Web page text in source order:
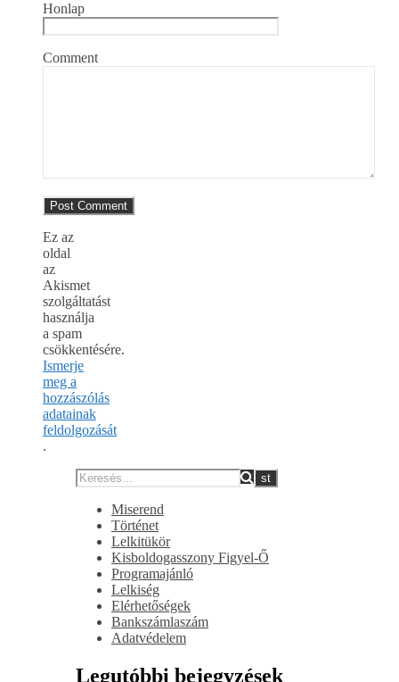
Honlap
Comment
Ez az
oldal
az
Akismet
szolgáltatást
használja
a spam
csökkentésére.
Ismerje
meg a
hozzászólás
adatainak
feldolgozását
.
Miserend
Történet
Lelkitükör
Kisboldogasszony Figyel-Ő
Programajánló
Lelkiség
Elérhetőségek
Bankszámlaszám
Adatvédelem
Legutóbbi bejegyzések